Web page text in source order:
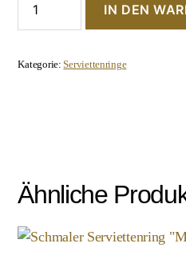
"Breit-
IN DEN
Kategorie:Serviettenringe
Ähnliche